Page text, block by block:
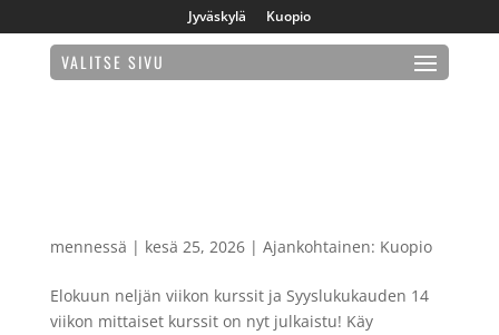
Jyväskylä Kuopio
VALITSE SIVU
mennessä | kesä 25, 2026| Ajankohtainen: Kuopio
Elokuun neljän viikon kurssit ja Syyslukukauden 14
viikon mittaiset kurssit on nyt julkaistu! Käy